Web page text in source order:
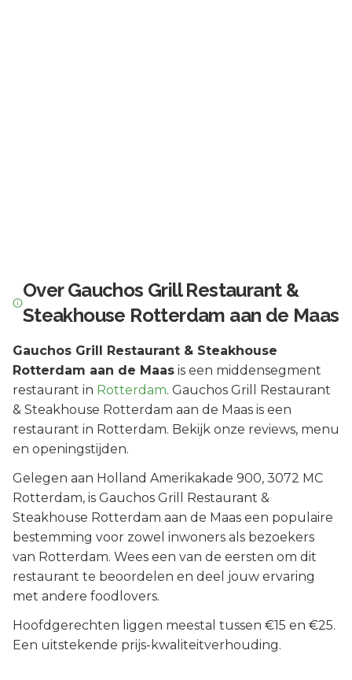
OverGauchos Grill Restaurant &
Steakhouse Rotterdam aan de Maas
Gauchos Grill Restaurant & Steakhouse
Rotterdam aan de Maas is een middensegment
restaurant in Rotterdam. Gauchos Grill Restaurant
& Steakhouse Rotterdam aan de Maas is een
restaurant in Rotterdam. Bekijk onze reviews, menu
en openingstijden.
Gelegen aan Holland Amerikakade 900, 3072 MC
Rotterdam, is Gauchos Grill Restaurant &
Steakhouse Rotterdam aan de Maas een populaire
bestemming voor zowel inwoners als bezoekers
van Rotterdam. Wees een van de eersten om dit
restaurant te beoordelen en deel jouw ervaring
met andere foodlovers.
Hoofdgerechten liggen meestal tussen €15 en €25.
Een uitstekende prijs-kwaliteitverhouding.